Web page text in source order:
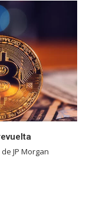
JP Morgan